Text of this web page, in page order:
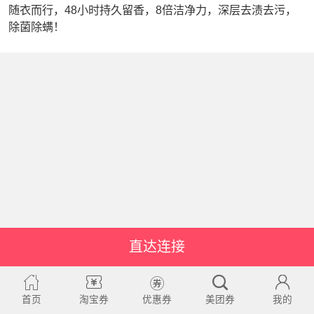
随衣而行，48小时持久留香，8倍洁净力，深层去渍去污，
除菌除螨！
直达连接
首页 淘宝券 优惠券 美团券 我的